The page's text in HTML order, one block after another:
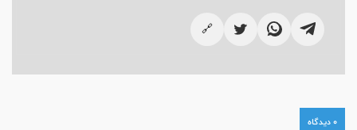
🔗
0 دیدگاه